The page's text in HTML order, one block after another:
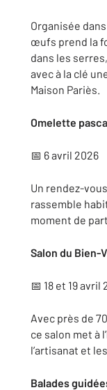
Organisée
œufs prend la
dans les
avec à la clé
Maison Pariès.
Omelette
📅 6 avril 2026
Un rendez-
rassemble
moment de
Salon du Bien-
📅 18 et 19 avril
Avec près de
ce salon met à
l’artisanat et
Balades